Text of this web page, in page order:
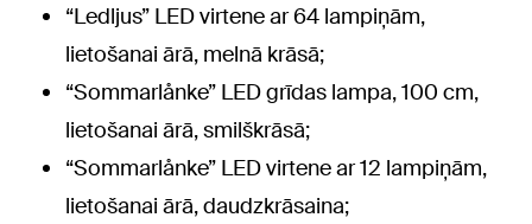
“Ledljus” LED virtene ar 64 lampiņām,
lietošanai ārā, melnā krāsā;
“Sommarlånke” LED grīdas lampa, 100 cm,
lietošanai ārā, smilškrāsā;
“Sommarlånke” LED virtene ar 12 lampiņām,
lietošanai ārā, daudzkrāsaina;